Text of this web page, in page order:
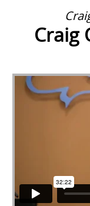
Craig